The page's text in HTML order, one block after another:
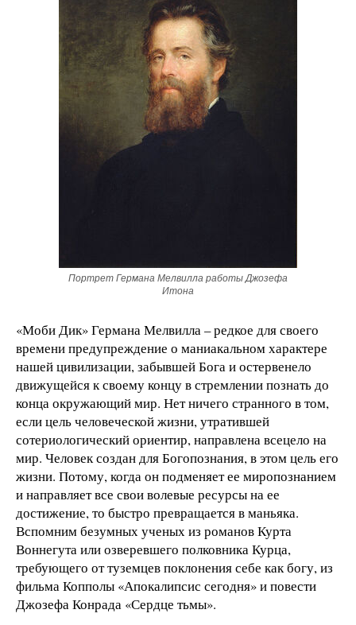
Портрет Германа Мелвилла работы Джозефа
Итона
«Моби Дик» Германа Мелвилла – редкое для своего
времени предупреждение о маниакальном характере
нашей цивилизации, забывшей Бога и остервенело
движущейся к своему концу в стремлении познать до
конца окружающий мир. Нет ничего странного в том,
если цель человеческой жизни, утратившей
сотериологический ориентир, направлена всецело на
мир. Человек создан для Богопознания, в этом цель его
жизни. Потому, когда он подменяет ее миропознанием
и направляет все свои волевые ресурсы на ее
достижение, то быстро превращается в маньяка.
Вспомним безумных ученых из романов Курта
Воннегута или озверевшего полковника Курца,
требующего от туземцев поклонения себе как богу, из
фильма Копполы «Апокалипсис сегодня» и повести
Джозефа Конрада «Сердце тьмы».